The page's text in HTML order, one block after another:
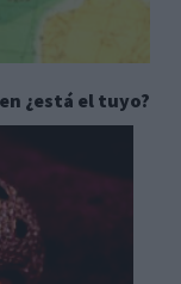
¿está el tuyo?